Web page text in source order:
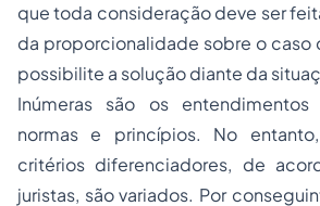
que toda consideração deve ser
da proporcionalidade sobre o caso
possibilite a solução diante da
Inúmeras são os
normas e princípios. No
critérios diferenciadores, de
juristas, são variados. Por